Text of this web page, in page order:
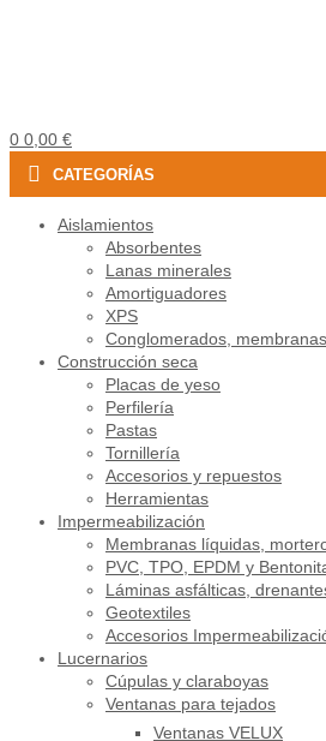
0 0,00 €
CATEGORÍAS
Aislamientos
Absorbentes
Lanas minerales
Amortiguadores
XPS
Conglomerados,
Construcción seca
Placas de yeso
Perfilería
Pastas
Tornillería
Accesorios y repuestos
Herramientas
Impermeabilización
Membranas líquidas,
PVC, TPO, EPDM y
Láminas asfálticas,
Geotextiles
Accesorios
Lucernarios
Cúpulas y claraboyas
Ventanas para tejados
Ventanas VELUX